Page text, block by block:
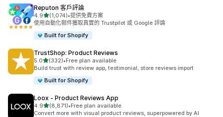
Reputon 客戶評論
4.9滿分 5 顆星
(1,074)
共有 1074 則評價
•提供免費方案
使用自動化郵件獲取真實的 Trustpilot 或 Google 評論
Built for Shopify
TrustShop: Product Reviews
5.0滿分 5 顆星
(332)
共有 332 則評價
•Free plan available
Build trust with review app, testimonial, store reviews import
Built for Shopify
Loox ‑ Product Reviews App
4.9滿分 5 顆星
(8,871)
共有 8871 則評價
•Free plan available
Convert more with visual product reviews, superpowered by AI